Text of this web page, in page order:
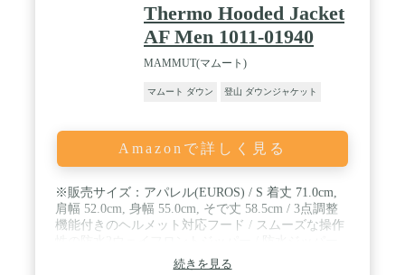
Thermo Hooded Jacket
AF Men 1011-01940
MAMMUT(マムート)
マムート ダウン 登山 ダウンジャケット
Amazonで詳しく見る
※販売サイズ：アパレル(EUROS) / S 着丈 71.0cm,
肩幅 52.0cm, 身幅 55.0cm, そで丈 58.5cm / 3点調整
機能付きのヘルメット対応フード / スムーズな操作
付きのクライミングハーネス対応フロントポケット
続きを見る